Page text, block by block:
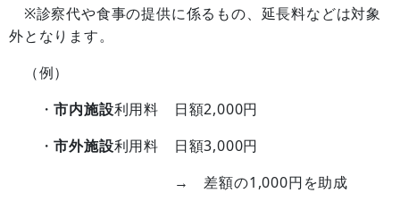
※診察代や食事の提供に係るもの、延長料などは対象
外となります。
（例）
・市内施設利用料 日額2,000円
・市外施設利用料 日額3,000円
→ 差額の1,000円を助成